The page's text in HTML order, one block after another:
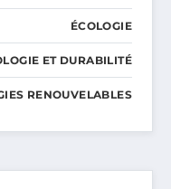
ÉCOLOGIE
ET DURABILITÉ
RENOUVELABLES